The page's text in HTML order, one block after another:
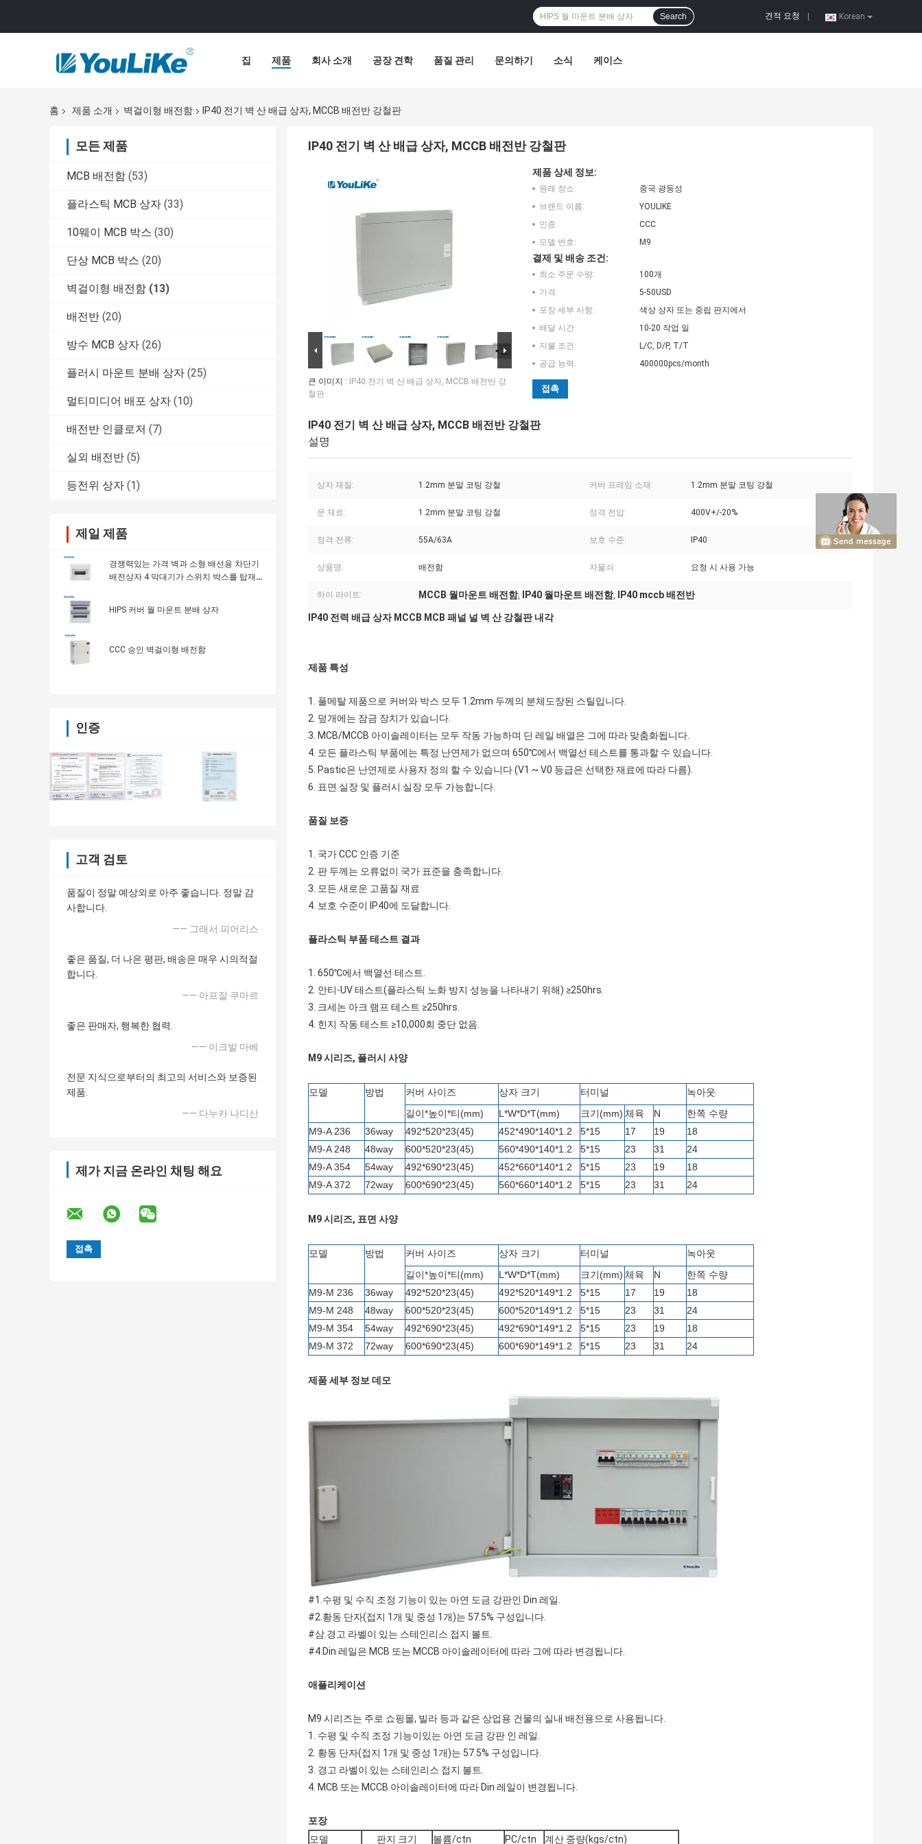
Korean
견적 요청
Search
집 제품 회사 소개 공장 견학 품질 관리 문의하기 소식 케이스
홈 제품 소개 벽걸이형 배전함 IP40 전기 벽 산 배급 상자, MCCB 배전반 강철판
모든 제품
MCB 배전함 (53)
플라스틱 MCB 상자 (33)
10웨이 MCB 박스 (30)
단상 MCB 박스 (20)
벽걸이형 배전함 (13)
배전반 (20)
방수 MCB 상자 (26)
플러시 마운트 분배 상자 (25)
멀티미디어 배포 상자 (10)
배전반 인클로저 (7)
실외 배전반 (5)
등전위 상자 (1)
제일 제품
경쟁력있는 가격 벽과 소형 배선용 차단기
배전상자 4 막대기가 스위치 박스를 탑재
HIPS 커버 월 마운트 분배 상자
CCC 승인 벽걸이형 배전함
인증
고객 검토
품질이 정말 예상외로 아주 좋습니다. 정말 감
사합니다.
—— 그래서 피어리스
좋은 품질, 더 나은 평판, 배송은 매우 시의적절
합니다.
—— 아프잘 쿠마르
좋은 판매자, 행복한 협력.
—— 이크발 마베
전문 지식으로부터의 최고의 서비스와 보증된
제품.
—— 다누카 나디산
제가 지금 온라인 채팅 해요
IP40 전기 벽 산 배급 상자, MCCB 배전반 강철판
큰 이미지 :
IP40 전기 벽 산 배급 상자, MCCB 배전반 강
철판
제품 상세 정보:
원래 장소:
중국 광둥성
브랜드 이름:
YOULIKE
인증:
CCC
모델 번호:
M9
결제 및 배송 조건:
최소 주문 수량:
100개
가격:
5-50USD
포장 세부 사항:
색상 상자 또는 중립 판지에서
배달 시간:
10-20 작업 일
지불 조건:
L/C, D/P, T/T
공급 능력:
400000pcs/month
접촉
IP40 전기 벽 산 배급 상자, MCCB 배전반 강철판
설명
상자 재질: 1.2mm 분말 코팅 강철 커버 프레임 소재: 1.2mm 분말 코팅 강철
문 재료: 1.2mm 분말 코팅 강철 정격 전압: 400V+/-20%
정격 전류: 55A/63A 보호 수준: IP40
상품명: 배전함 자물쇠: 요청 시 사용 가능
하이 라이트: MCCB 월마운트 배전함, IP40 월마운트 배전함, IP40 mccb 배전반
IP40 전력 배급 상자 MCCB MCB 패널 널 벽 산 강철판 내각
제품 특성
1. 풀메탈 제품으로 커버와 박스 모두 1.2mm 두께의 분체도장된 스틸입니다.
2. 덮개에는 잠금 장치가 있습니다.
3. MCB/MCCB 아이솔레이터는 모두 작동 가능하며 딘 레일 배열은 그에 따라 맞춤화됩니다.
4. 모든 플라스틱 부품에는 특정 난연제가 없으며 650℃에서 백열선 테스트를 통과할 수 있습니다.
5. Pastic은 난연제로 사용자 정의 할 수 있습니다 (V1 ~ V0 등급은 선택한 재료에 따라 다름).
6. 표면 실장 및 플러시 실장 모두 가능합니다.
품질 보증
1. 국가 CCC 인증 기준
2. 판 두께는 오류없이 국가 표준을 충족합니다.
3. 모든 새로운 고품질 재료
4. 보호 수준이 IP40에 도달합니다.
플라스틱 부품 테스트 결과
1. 650℃에서 백열선 테스트.
2. 안티-UV 테스트(플라스틱 노화 방지 성능을 나타내기 위해) ≥250hrs.
3. 크세논 아크 램프 테스트 ≥250hrs.
4. 힌지 작동 테스트 ≥10,000회 중단 없음.
M9 시리즈, 플러시 사양
모델 방법 커버 사이즈 상자 크기 터미널
녹아웃
길이*높이*티(mm)
L*W*D*T(mm) 크기(mm) 체육 N
한쪽 수량
M9-A 236
36way 492*520*23(45) 452*490*140*1.2 5*15 17 19
18
M9-A 248
48way 600*520*23(45) 560*490*140*1.2 5*15 23 31
24
M9-A 354
54way 492*690*23(45) 452*660*140*1.2 5*15 23 19
18
M9-A 372
72way 600*690*23(45) 560*660*140*1.2 5*15 23 31 24
M9 시리즈, 표면 사양
모델 방법 커버 사이즈 상자 크기 터미널
녹아웃
길이*높이*티(mm)
L*W*D*T(mm) 크기(mm) 체육 N
한쪽 수량
M9-M 236
36way 492*520*23(45) 492*520*149*1.2 5*15 17 19
18
M9-M 248
48way 600*520*23(45) 600*520*149*1.2 5*15 23 31
24
M9-M 354
54way 492*690*23(45) 492*690*149*1.2 5*15 23 19
18
M9-M 372
72way 600*690*23(45) 600*690*149*1.2 5*15 23 31 24
제품 세부 정보 데모
#1.수평 및 수직 조정 기능이 있는 아연 도금 강판인 Din 레일.
#2.황동 단자(접지 1개 및 중성 1개)는 57.5% 구성입니다.
#삼.경고 라벨이 있는 스테인리스 접지 볼트.
#4.Din 레일은 MCB 또는 MCCB 아이솔레이터에 따라 그에 따라 변경됩니다.
애플리케이션
M9 시리즈는 주로 쇼핑몰, 빌라 등과 같은 상업용 건물의 실내 배전용으로 사용됩니다.
1. 수평 및 수직 조정 기능이있는 아연 도금 강판 인 레일.
2. 황동 단자(접지 1개 및 중성 1개)는 57.5% 구성입니다.
3. 경고 라벨이 있는 스테인리스 접지 볼트.
4. MCB 또는 MCCB 아이솔레이터에 따라 Din 레일이 변경됩니다.
포장
모델
판지 크기 볼륨/ctn PC/ctn 계산 중량(kgs/ctn)